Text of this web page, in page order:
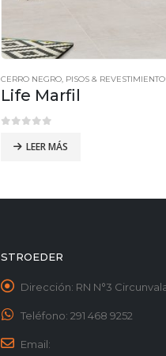
CERRO NEGRO, PISOS &
Life Marfil
LEER MÁS
STROEDER
Dirección: RN N°3
Teléfono: 291 468 9252
Email: